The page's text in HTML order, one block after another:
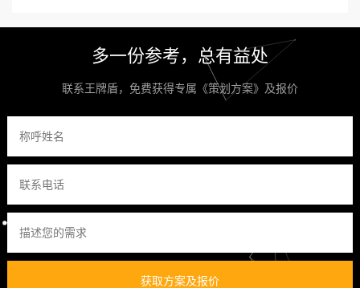
多一份参考，总有益处
联系王牌盾，免费获得专属《策划方案》及报价
获取方案及报价